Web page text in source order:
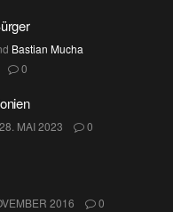
Bastian Mucha
0
MAI 2023 0
2016 0